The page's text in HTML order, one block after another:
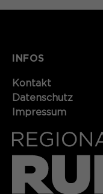
INFOS
Kontakt​​​​​
Datenschutz
Impressum